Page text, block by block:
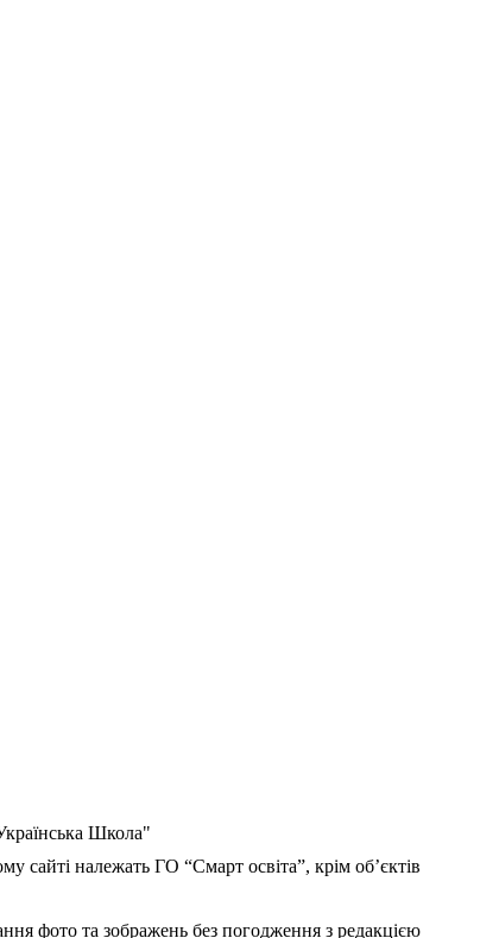
Школа"
сайті належать ГО “Смарт освіта”, крім об’єктів
фото та зображень без погодження з редакцією